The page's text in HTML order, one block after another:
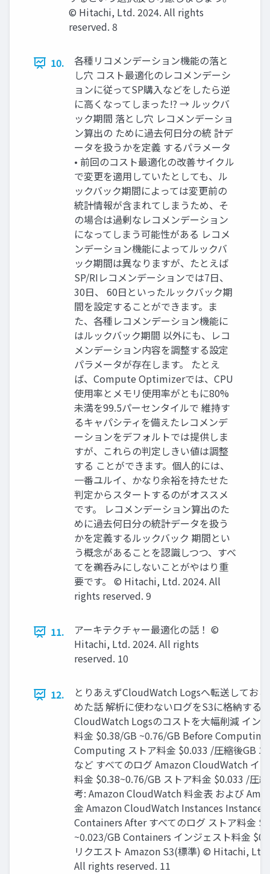
© Hitachi, Ltd. 2024. All rights
reserved. 8
10.
各種リコメンデーション機能の落と
し穴 コスト最適化のレコメンデーシ
ョンに従ってSP購入などをしたら逆
に高くなってしまった!? → ルックバ
ック期間 落とし穴 レコメンデーショ
ン算出の ために過去何日分の統 計デ
ータを扱うかを定義 するパラメータ
• 前回のコスト最適化の改善サイクル
で変更を適用していたとしても、ル
ックバック期間によっては変更前の
統計情報が含まれてしまうため、そ
の場合は過剰なレコメンデーション
になってしまう可能性がある レコメ
ンデーション機能によってルックバ
ック期間は異なりますが、たとえば
SP/RIレコメンデーションでは7日、
30日、 60日といったルックバック期
間を設定することができます。ま
た、各種レコメンデーション機能に
はルックバック期間 以外にも、レコ
メンデーション内容を調整する設定
パラメータが存在します。 たとえ
ば、Compute Optimizerでは、CPU
使用率とメモリ使用率がともに80%
未満を99.5パーセンタイルで 維持す
るキャパシティを備えたレコメンデ
ーションをデフォルトでは提供しま
すが、これらの判定しきい値は調整
する ことができます。個人的には、
一番ユルイ、かなり余裕を持たせた
判定からスタートするのがオススメ
です。 レコメンデーション算出のた
めに過去何日分の統計データを扱う
かを定義するルックバック 期間とい
う概念があることを認識しつつ、すべ
てを鵜呑みにしないことがやはり重
要です。 © Hitachi, Ltd. 2024. All
rights reserved. 9
11.
アーキテクチャー最適化の話！ ©
Hitachi, Ltd. 2024. All rights
reserved. 10
12.
とりあえずCloudWatch Logsへ転送してお
めた話 解析に使わないログをS3に格納する
CloudWatch Logsのコストを大幅削減 イン
料金 $0.38/GB ~0.76/GB Before Computing
Computing ストア料金 $0.033 /圧縮後GB
など すべてのログ Amazon CloudWatch イ
料金 $0.38~0.76/GB ストア料金 $0.033 /圧
考: Amazon CloudWatch 料金表 および
金 Amazon CloudWatch Instances Instances
Containers After すべてのログ ストア料金
~0.023/GB Containers インジェスト料金
リクエスト Amazon S3(標準) © Hitachi,
All rights reserved. 11